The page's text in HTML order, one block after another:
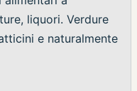
liquori. Verdure
e naturalmente